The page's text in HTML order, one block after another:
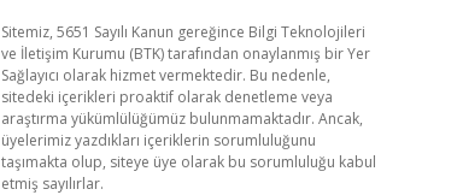
Sitemiz, 5651 Sayılı Kanun gereğince Bilgi Teknolojileri
ve İletişim Kurumu (BTK) tarafından onaylanmış bir Yer
Sağlayıcı olarak hizmet vermektedir. Bu nedenle,
sitedeki içerikleri proaktif olarak denetleme veya
araştırma yükümlülüğümüz bulunmamaktadır. Ancak,
üyelerimiz yazdıkları içeriklerin sorumluluğunu
taşımakta olup, siteye üye olarak bu sorumluluğu kabul
etmiş sayılırlar.